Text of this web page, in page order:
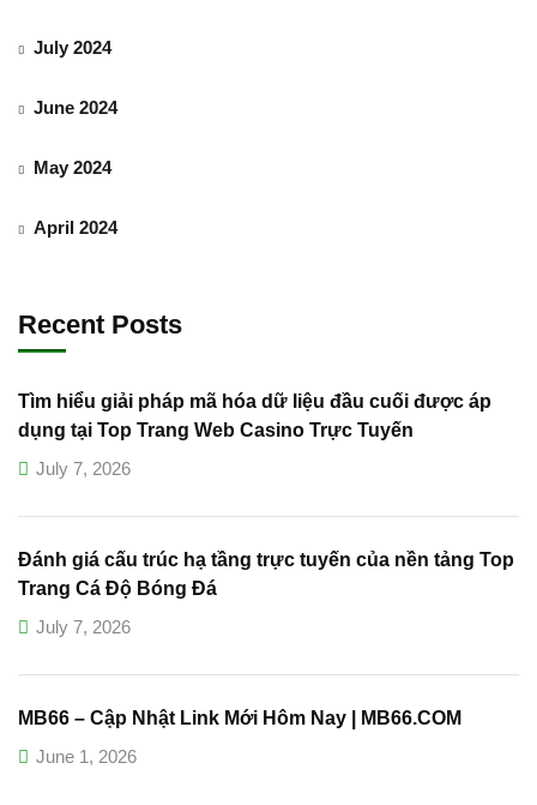
July 2024
June 2024
May 2024
April 2024
Recent Posts
Tìm hiểu giải pháp mã hóa dữ liệu đầu cuối được áp
dụng tại Top Trang Web Casino Trực Tuyến
July 7, 2026
Đánh giá cấu trúc hạ tầng trực tuyến của nền tảng Top
Trang Cá Độ Bóng Đá
July 7, 2026
MB66 – Cập Nhật Link Mới Hôm Nay | MB66.COM
June 1, 2026